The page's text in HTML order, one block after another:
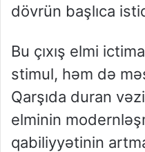
dövrün başlıca
Bu çıxış elmi
stimul, həm də
Qarşıda duran
elminin
qabiliyyətinin